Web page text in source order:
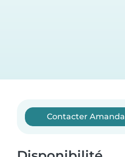
Contacter Amanda